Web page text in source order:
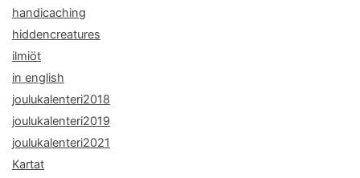
handicaching
hiddencreatures
ilmiöt
in english
joulukalenteri2018
joulukalenteri2019
joulukalenteri2021
Kartat